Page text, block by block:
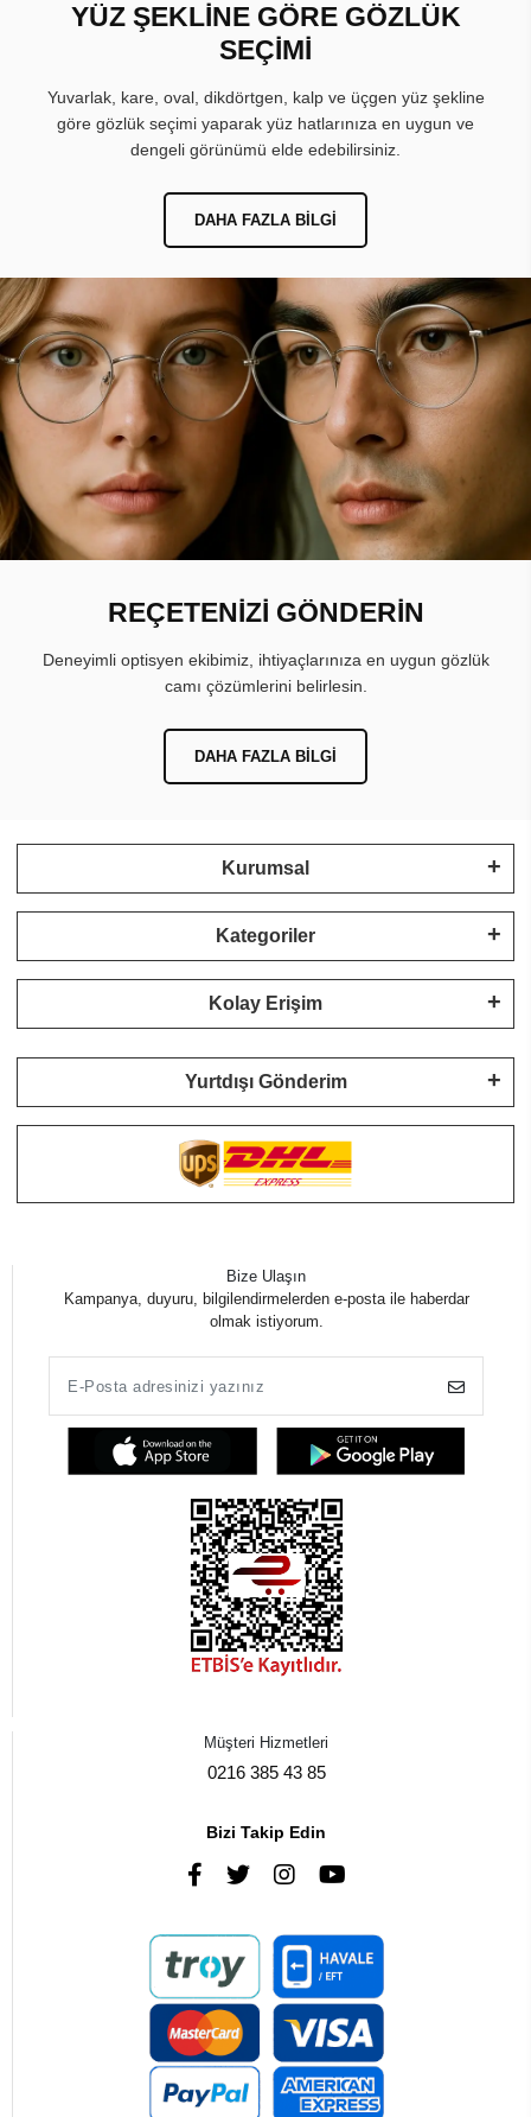
YÜZ ŞEKLİNE GÖRE GÖZLÜK
SEÇİMİ
Yuvarlak, kare, oval, dikdörtgen, kalp ve üçgen yüz şekline
göre gözlük seçimi yaparak yüz hatlarınıza en uygun ve
dengeli görünümü elde edebilirsiniz.
DAHA FAZLA BILGI
REÇETENİZİ GÖNDERİN
Deneyimli optisyen ekibimiz, ihtiyaçlarınıza en uygun gözlük
camı çözümlerini belirlesin.
DAHA FAZLA BILGI
Kurumsal
Kategoriler
Kolay Erişim
Yurtdışı Gönderim
Bize Ulaşın
Kampanya, duyuru, bilgilendirmelerden e-posta ile haberdar
olmak istiyorum.
Müşteri Hizmetleri
0216 385 43 85
Bizi Takip Edin